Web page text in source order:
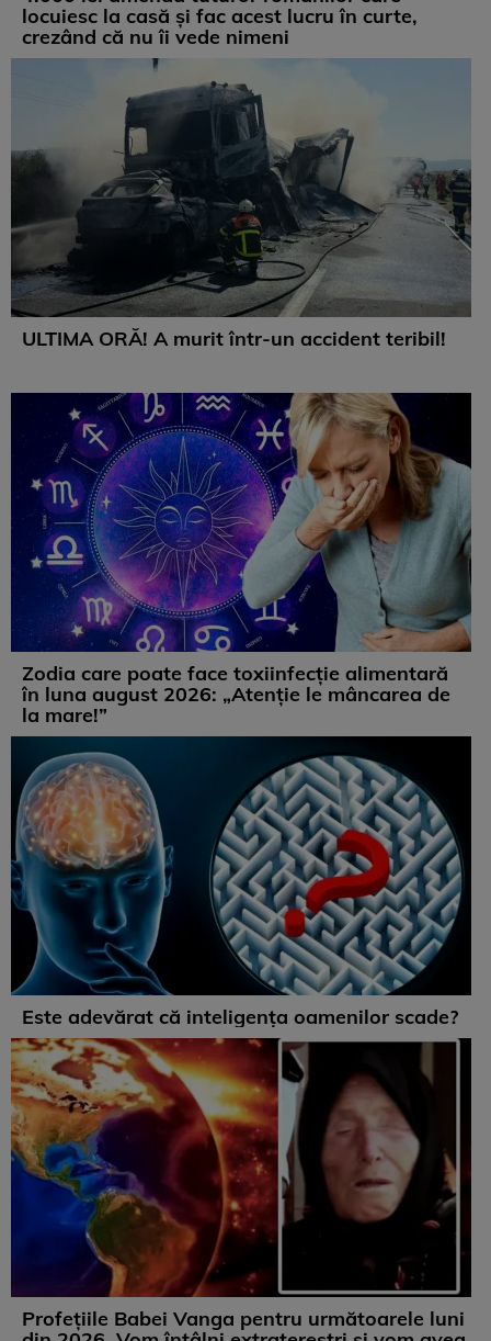
locuiesc la casă și fac acest lucru în curte,
crezând că nu îi vede nimeni
ULTIMA ORĂ! A murit într-un accident teribil!
Zodia care poate face toxiinfecție alimentară
în luna august 2026: „Atenție le mâncarea de
la mare!”
Este adevărat că inteligența oamenilor scade?
Profețiile Babei Vanga pentru următoarele luni